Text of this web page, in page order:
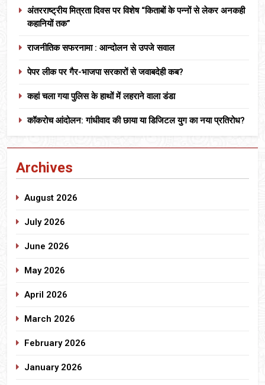
अंतरराष्ट्रीय मित्रता दिवस पर विशेष “किताबों के पन्नों से लेकर अनकही
कहानियों तक”
राजनीतिक सफरनामा : आन्दोलन से उपजे सवाल
पेपर लीक पर गैर-भाजपा सरकारों से जवाबदेही कब?
कहां चला गया पुलिस के हाथों में लहराने वाला डंडा
कॉकरोच आंदोलन: गांधीवाद की छाया या डिजिटल युग का नया प्रतिरोध?
Archives
August 2026
July 2026
June 2026
May 2026
April 2026
March 2026
February 2026
January 2026